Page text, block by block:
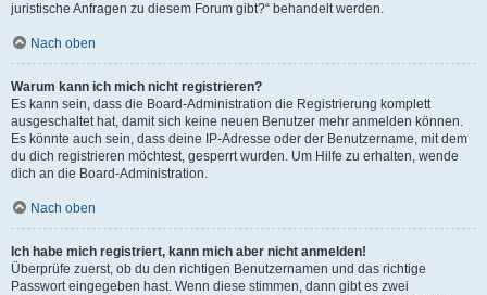
juristische Anfragen zu diesem Forum gibt?“ behandelt werden.
Nach oben
Warum kann ich mich nicht registrieren?
Es kann sein, dass die Board-Administration die Registrierung komplett
ausgeschaltet hat, damit sich keine neuen Benutzer mehr anmelden können.
Es könnte auch sein, dass deine IP-Adresse oder der Benutzername, mit dem
du dich registrieren möchtest, gesperrt wurden. Um Hilfe zu erhalten, wende
dich an die Board-Administration.
Nach oben
Ich habe mich registriert, kann mich aber nicht anmelden!
Überprüfe zuerst, ob du den richtigen Benutzernamen und das richtige
Passwort eingegeben hast. Wenn diese stimmen, dann gibt es zwei